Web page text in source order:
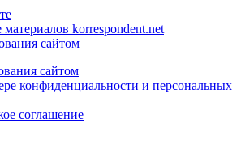
korrespondent.net
сайтом
сайтом
конфиденциальности и персональных
соглашение